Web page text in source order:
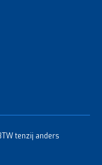
tenzij anders